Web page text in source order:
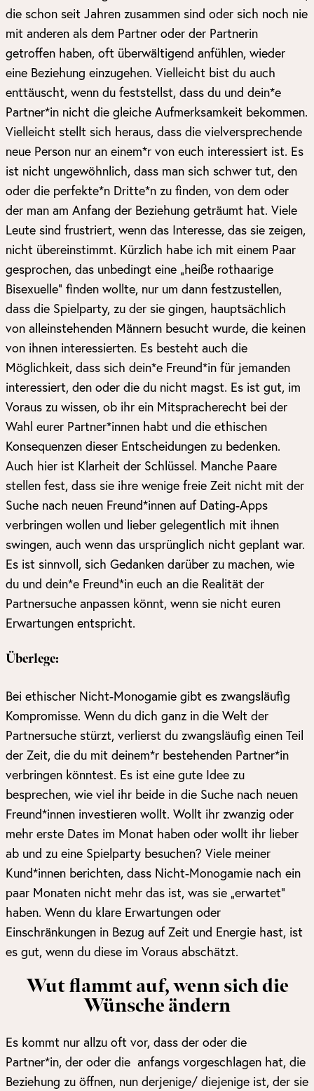
die schon seit Jahren zusammen sind oder sich noch nie
mit anderen als dem Partner oder der Partnerin
getroffen haben, oft überwältigend anfühlen, wieder
eine Beziehung einzugehen. Vielleicht bist du auch
enttäuscht, wenn du feststellst, dass du und dein*e
Partner*in nicht die gleiche Aufmerksamkeit bekommen.
Vielleicht stellt sich heraus, dass die vielversprechende
neue Person nur an einem*r von euch interessiert ist. Es
ist nicht ungewöhnlich, dass man sich schwer tut, den
oder die perfekte*n Dritte*n zu finden, von dem oder
der man am Anfang der Beziehung geträumt hat. Viele
Leute sind frustriert, wenn das Interesse, das sie zeigen,
nicht übereinstimmt. Kürzlich habe ich mit einem Paar
gesprochen, das unbedingt eine „heiße rothaarige
Bisexuelle“ finden wollte, nur um dann festzustellen,
dass die Spielparty, zu der sie gingen, hauptsächlich
von alleinstehenden Männern besucht wurde, die keinen
von ihnen interessierten. Es besteht auch die
Möglichkeit, dass sich dein*e Freund*in für jemanden
interessiert, den oder die du nicht magst. Es ist gut, im
Voraus zu wissen, ob ihr ein Mitspracherecht bei der
Wahl eurer Partner*innen habt und die ethischen
Konsequenzen dieser Entscheidungen zu bedenken.
Auch hier ist Klarheit der Schlüssel. Manche Paare
stellen fest, dass sie ihre wenige freie Zeit nicht mit der
Suche nach neuen Freund*innen auf Dating-Apps
verbringen wollen und lieber gelegentlich mit ihnen
swingen, auch wenn das ursprünglich nicht geplant war.
Es ist sinnvoll, sich Gedanken darüber zu machen, wie
du und dein*e Freund*in euch an die Realität der
Partnersuche anpassen könnt, wenn sie nicht euren
Erwartungen entspricht.
Überlege:
Bei ethischer Nicht-Monogamie gibt es zwangsläufig
Kompromisse. Wenn du dich ganz in die Welt der
Partnersuche stürzt, verlierst du zwangsläufig einen Teil
der Zeit, die du mit deinem*r bestehenden Partner*in
verbringen könntest. Es ist eine gute Idee zu
besprechen, wie viel ihr beide in die Suche nach neuen
Freund*innen investieren wollt. Wollt ihr zwanzig oder
mehr erste Dates im Monat haben oder wollt ihr lieber
ab und zu eine Spielparty besuchen? Viele meiner
Kund*innen berichten, dass Nicht-Monogamie nach ein
paar Monaten nicht mehr das ist, was sie „erwartet“
haben. Wenn du klare Erwartungen oder
Einschränkungen in Bezug auf Zeit und Energie hast, ist
es gut, wenn du diese im Voraus abschätzt.
Wut flammt auf, wenn sich die
Wünsche ändern
Es kommt nur allzu oft vor, dass der oder die
Partner*in, der oder die anfangs vorgeschlagen hat, die
Beziehung zu öffnen, nun derjenige/ diejenige ist, der sie